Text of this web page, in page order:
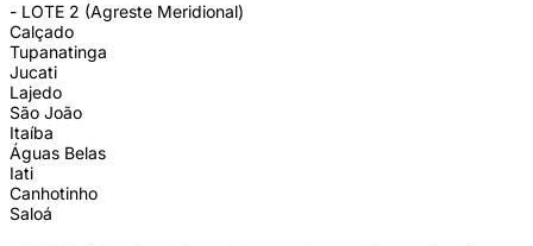
- LOTE 2 (Agreste Meridional)
Calçado
Tupanatinga
Jucati
Lajedo
São João
Itaíba
Águas Belas
Iati
Canhotinho
Saloá